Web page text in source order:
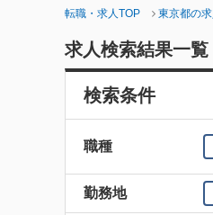
転職・求人TOP 東京都の求
求人検索結果一覧
検索条件
職種
勤務地